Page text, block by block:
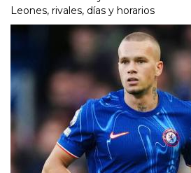
Leones, rivales, días y horarios